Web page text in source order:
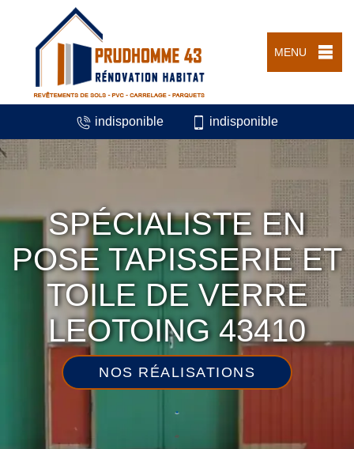
MENU
indisponible indisponible
SPÉCIALISTE EN
POSE TAPISSERIE ET
TOILE DE VERRE
LEOTOING 43410
NOS RÉALISATIONS